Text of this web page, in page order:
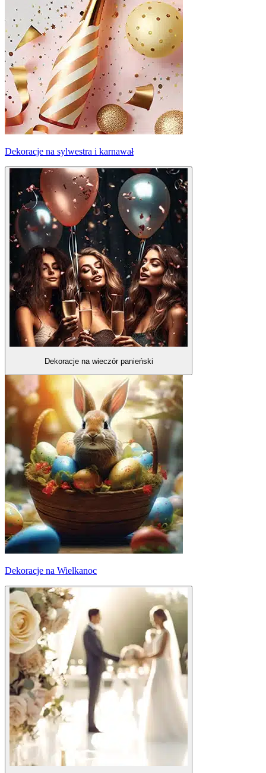
Dekoracje na sylwestra i karnawał
Dekoracje na wieczór panieński
Dekoracje na Wielkanoc